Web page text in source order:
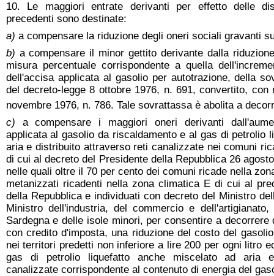
10. Le maggiori entrate derivanti per effetto delle
precedenti sono destinate:
a) a compensare la riduzione degli oneri sociali gravanti
b) a compensare il minor gettito derivante dalla
misura percentuale corrispondente a quella
dell'accisa applicata al gasolio per autotrazione, della
del decreto-legge 8 ottobre 1976, n. 691, convertito, con
novembre 1976, n. 786. Tale sovrattassa è abolita a
c) a compensare i maggiori oneri derivanti
applicata al gasolio da riscaldamento e al gas di petrolio
aria e distribuito attraverso reti canalizzate nei comuni
di cui al decreto del Presidente della Repubblica 26
nelle quali oltre il 70 per cento dei comuni ricade nella
metanizzati ricadenti nella zona climatica E di cui al
della Repubblica e individuati con decreto del Ministro
Ministro dell'industria, del commercio e
Sardegna e delle isole minori, per consentire a
con credito d'imposta, una riduzione del costo del
nei territori predetti non inferiore a lire 200 per ogni litro
gas di petrolio liquefatto anche miscelato ad aria
canalizzate corrispondente al contenuto di energia del